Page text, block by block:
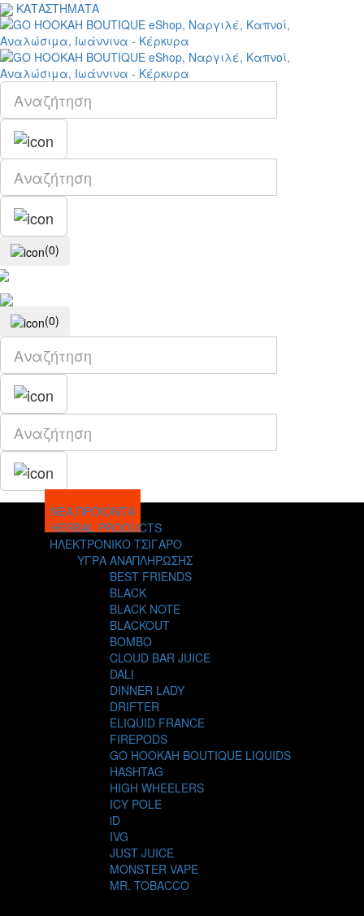
ΚΑΤΑΣΤΗΜΑΤΑ
(0)
(0)
ΝΕΑ ΠΡΟΪΟΝΤΑ
HERBAL PRODUCTS
ΗΛΕΚΤΡΟΝΙΚΟ ΤΣΙΓΑΡΟ
ΥΓΡΑ ΑΝΑΠΛΗΡΩΣΗΣ
BEST FRIENDS
BLACK
BLACK NOTE
BLACKOUT
BOMBO
CLOUD BAR JUICE
DALI
DINNER LADY
DRIFTER
ELIQUID FRANCE
FIREPODS
GO HOOKAH BOUTIQUE LIQUIDS
HASHTAG
HIGH WHEELERS
ICY POLE
iD
IVG
JUST JUICE
MONSTER VAPE
MR. TOBACCO